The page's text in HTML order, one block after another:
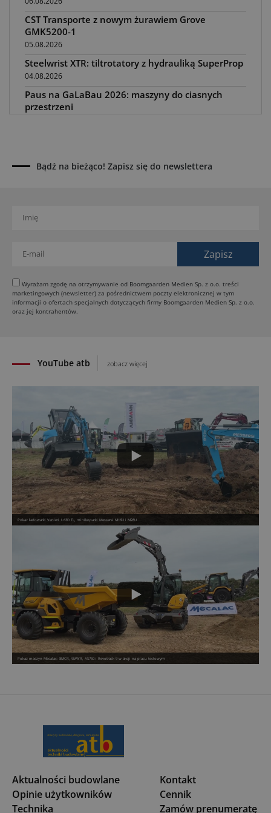
CST Transporte z nowym żurawiem Grove
GMK5200-1
05.08.2026
Steelwrist XTR: tiltrotatory z hydrauliką SuperProp
04.08.2026
Paus na GaLaBau 2026: maszyny do ciasnych
przestrzeni
02.08.2026
Jeden walec, trzy tryby zagęszczania BOMAG BW
31.07.2026
SCHWING DynaRig ułatwia pracę na ciasnych
budowach
30.07.2026
Dynapac Z.ERA: elektryczne maszyny i mniej emisji
YouTube atb zobacz więcej
Pokaz ładowarki Venieri 1.63D TL, minikoparki Messersi M16U i M28U
Pokaz maszyn Mecalac: 8MCR, 9MWR, AS750 i Revotrack 9 w akcji na placu testowym
Bądź na bieżąco! Zapisz się do newslettera
Wyrażam zgodę na otrzymywanie od Boomgaarden Medien Sp. z o.o. treści
marketingowych (newsletter) za pośrednictwem poczty elektronicznej w tym
informacji o ofertach specjalnych dotyczących firmy Boomgaarden Medien Sp. z o.o.
oraz jej kontrahentów.
Aktualności budowlane
Opinie użytkowników
Technika
Kontakt
Cennik
Zamów prenumeratę